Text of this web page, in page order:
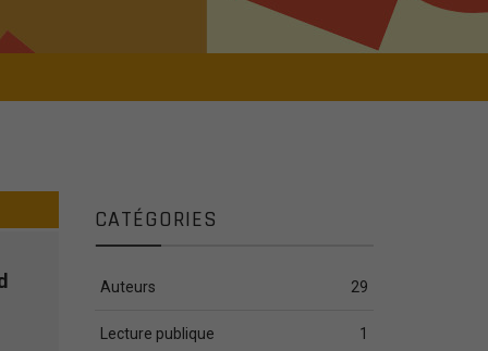
CATÉGORIES
Auteurs 29
Lecture publique 1